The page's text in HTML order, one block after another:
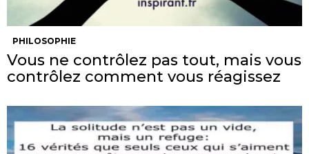
PHILOSOPHIE
Vous ne contrôlez pas tout, mais vous
contrôlez comment vous réagissez